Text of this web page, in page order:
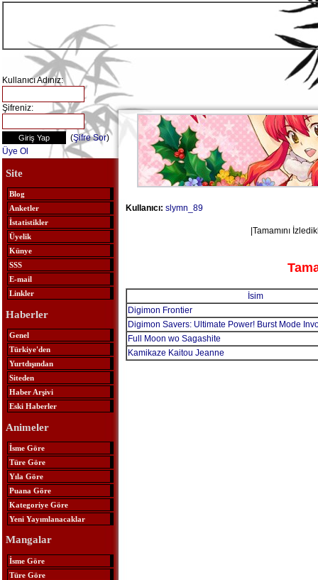
Kullanıcı Adınız:
Şifreniz:
(Şifre Sor)
Üye Ol
Site
Blog
Anketler
İstatistikler
Üyelik
Künye
SSS
E-mail
Linkler
Haberler
Genel
Türkiye'den
Yurtdışından
Siteden
Haber Arşivi
Eski Haberler
Animeler
İsme Göre
Türe Göre
Yıla Göre
Puana Göre
Kategoriye Göre
Yeni Yayımlanacaklar
Mangalar
İsme Göre
Türe Göre
Kullanıcı: slymn_89
|Tamamını
İsim
Digimon Frontier
Digimon Savers: Ultimate Power! Burst Mode
Full Moon wo Sagashite
Kamikaze Kaitou Jeanne